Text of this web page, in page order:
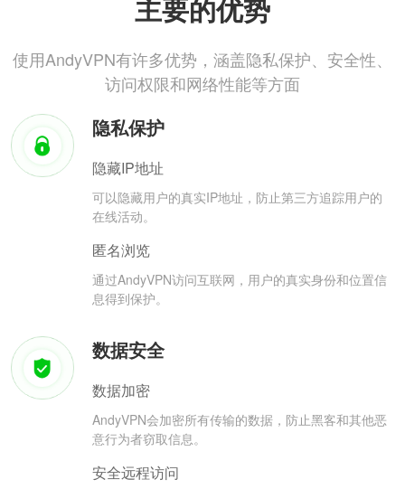
主要的优势
使用AndyVPN有许多优势，涵盖隐私保护、安全性、
访问权限和网络性能等方面
隐私保护
隐藏IP地址
可以隐藏用户的真实IP地址，防止第三方追踪用户的
在线活动。
匿名浏览
通过AndyVPN访问互联网，用户的真实身份和位置信
息得到保护。
数据安全
数据加密
AndyVPN会加密所有传输的数据，防止黑客和其他恶
意行为者窃取信息。
安全远程访问